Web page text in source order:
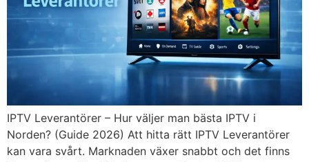
IPTV Leverantörer – Hur väljer man bästa IPTV i
Norden? (Guide 2026) Att hitta rätt IPTV Leverantörer
kan vara svårt. Marknaden växer snabbt och det finns